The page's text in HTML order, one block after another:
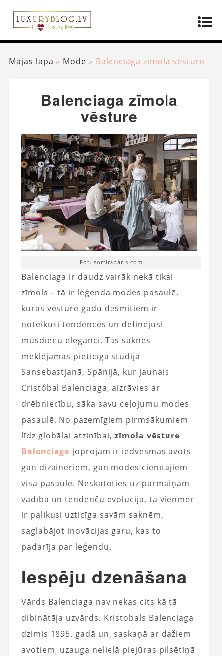
Mājas lapa » Mode » Balenciaga zīmola vēsture
Balenciaga zīmola
vēsture
Fot. sortiraparis.com
Balenciaga ir daudz vairāk nekā tikai
zīmols – tā ir leģenda modes pasaulē,
kuras vēsture gadu desmitiem ir
noteikusi tendences un definējusi
mūsdienu eleganci. Tās saknes
meklējamas pieticīgā studijā
Sansebastjanā, Spānijā, kur jaunais
Cristóbal Balenciaga, aizrāvies ar
drēbniecību, sāka savu ceļojumu modes
pasaulē. No pazemīgiem pirmsākumiem
līdz globālai atzinībai, zīmola vēsture
Balenciaga joprojām ir iedvesmas avots
gan dizaineriem, gan modes cienītājiem
visā pasaulē. Neskatoties uz pārmaiņām
vadībā un tendenču evolūcijā, tā vienmēr
ir palikusi uzticīga savām saknēm,
saglabājot inovācijas garu, kas to
padarīja par leģendu.
Iespēju dzenāšana
Vārds Balenciaga nav nekas cits kā tā
dibinātāja uzvārds. Kristobals Balenciaga
dzimis 1895. gadā un, saskaņā ar dažiem
avotiem, uzauga nelielā piejūras pilsētiņā